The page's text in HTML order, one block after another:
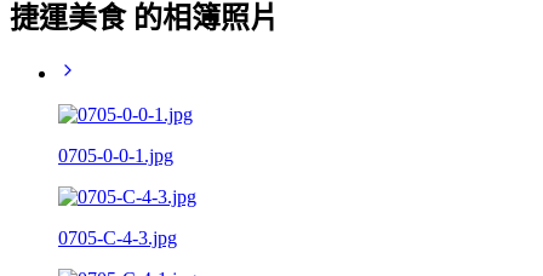
捷運美食 的相簿照片
0705-0-0-1.jpg
0705-C-4-3.jpg